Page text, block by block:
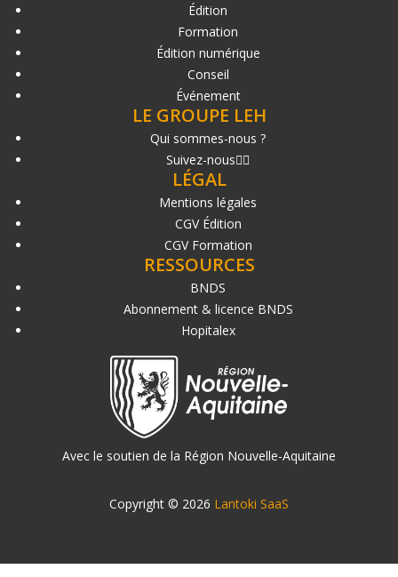
Édition
Formation
Édition numérique
Conseil
Événement
LE GROUPE LEH
Qui sommes-nous ?
Suivez-nous
LÉGAL
Mentions légales
CGV Édition
CGV Formation
RESSOURCES
BNDS
Abonnement & licence BNDS
Hopitalex
Avec le soutien de la Région Nouvelle-Aquitaine
Copyright © 2026 Lantoki SaaS